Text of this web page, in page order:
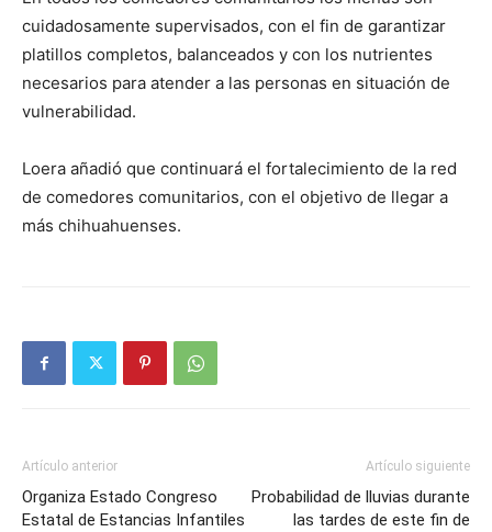
cuidadosamente supervisados, con el fin de garantizar
platillos completos, balanceados y con los nutrientes
necesarios para atender a las personas en situación de
vulnerabilidad.
Loera añadió que continuará el fortalecimiento de la red
de comedores comunitarios, con el objetivo de llegar a
más chihuahuenses.
Artículo anterior
Organiza Estado Congreso
Estatal de Estancias Infantiles
Artículo siguiente
Probabilidad de lluvias durante
las tardes de este fin de